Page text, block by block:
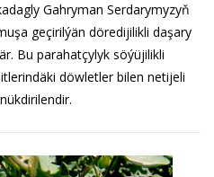
Gahryman Serdarymyzyň
geçirilýän döredijilikli daşary
Bu parahatçylyk söýüjilikli
döwletler bilen netijeli